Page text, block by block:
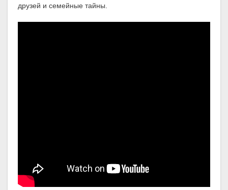
друзей и семейные тайны.